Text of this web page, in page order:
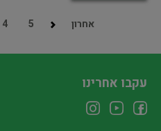
4 5 אחרון
עקבו אחרינו